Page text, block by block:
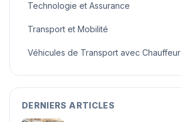
Technologie et Assurance
Transport et Mobilité
Véhicules de Transport avec Chauffeur
DERNIERS ARTICLES